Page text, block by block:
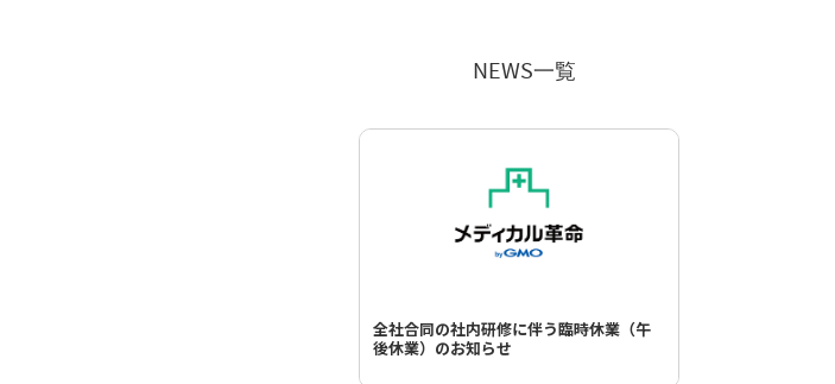
NEWS一覧
全社合同の社内研修に伴う臨時休業（午
後休業）のお知らせ